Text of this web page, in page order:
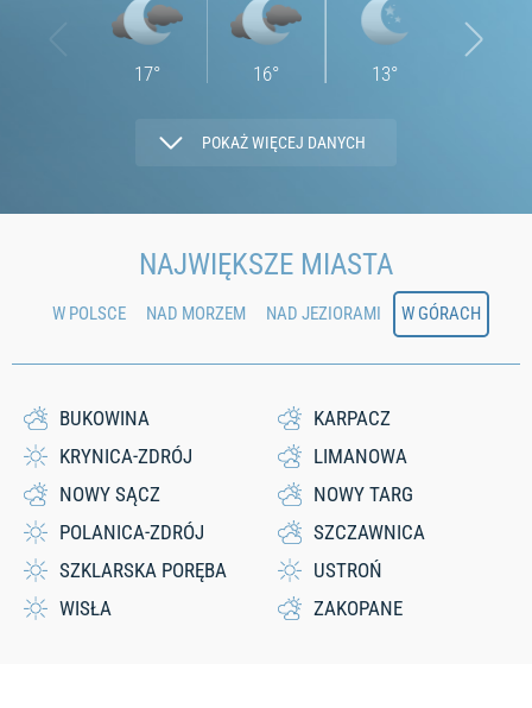
17°
1.23
0
16°
1.23
13°
0.72
73
0
POKAŻ WIĘCEJ DANYCH
NAJWIĘKSZE MIASTA
W POLSCE NAD MORZEM NAD JEZIORAMI W GÓRACH
BUKOWINA
KARPACZ
KRYNICA-ZDRÓJ
LIMANOWA
NOWY SĄCZ
NOWY TARG
POLANICA-ZDRÓJ
SZCZAWNICA
SZKLARSKA PORĘBA
USTROŃ
WISŁA
ZAKOPANE